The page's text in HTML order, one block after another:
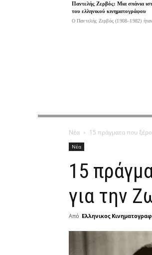
Παντελής Ζερβός: Μια σπάνια
του ελληνικού κινηματογράφου
Ο Παντελής Ζερβός (1908–1982)
Νέα 15 πράγματα που
Νέα
15
για την
Από Ελληνικος